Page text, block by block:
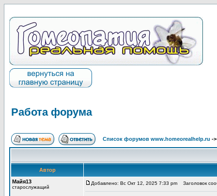
Работа форума
Список форумов www.homeorealhelp.ru -
Автор
Майя13
старослужащий
Добавлено: Вс Окт 12, 2025 7:33 pm Заголовок